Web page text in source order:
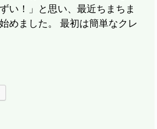
い！」と思い、最近ちまちま
めました。 最初は簡単なクレ